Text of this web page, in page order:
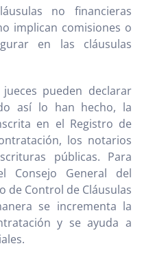
no financieras
implican comisiones o
en las cláusulas
pueden declarar
así lo han hecho, la
en el Registro de
los notarios
públicas. Para
Consejo General del
de Control de Cláusulas
se incrementa la
y se ayuda a